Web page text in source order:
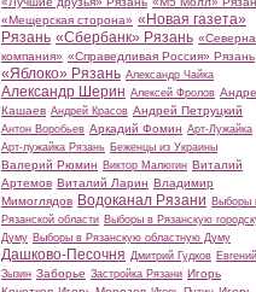
«Мещерская сторона» «Новая газета»
Рязань «Сбербанк» Рязань
компания» «Справедливая Россия» Рязань
«Яблоко» Рязань Александр Чайка
Александр Шерин Алексей Фролов
Кашаев Андрей Красов Андрей Петруцкий
Антон Воробьев Аркадий Фомин Арт-Лужайка
Арт-лужайка Рязань Беженцы из Украины
Валерий Рюмин Виктор Малюгин Виталий
Артемов Виталий Ларин Владимир
Мимоглядов Водоканал Рязани Выборы
Рязанской области Выборы в Рязанскую
Думу Выборы в Рязанскую областную Думу
Дашково-Песочня Дмитрий Гудков Евгений
Зызин Заборье Застройка Рязани Игорь